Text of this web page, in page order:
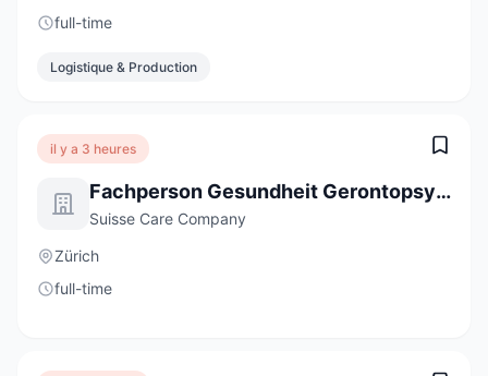
full-time
Logistique & Production
il y a 3 heures
Fachperson Gesundheit Gerontopsychiatrie (60-100%)
Suisse Care Company
Zürich
full-time